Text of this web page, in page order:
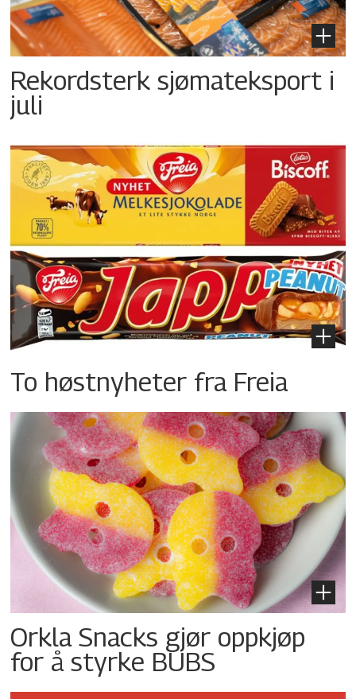
Rekordsterk sjømateksport i
juli
To høstnyheter fra Freia
Orkla Snacks gjør oppkjøp
for å styrke BUBS